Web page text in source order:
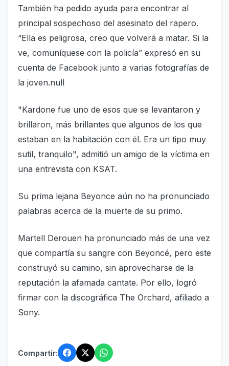
También ha pedido ayuda para encontrar al
principal sospechoso del asesinato del rapero.
“Ella es peligrosa, creo que volverá a matar. Si la
ve, comuníquese con la policía” expresó en su
cuenta de Facebook junto a varias fotografías de
la joven.null
"Kardone fue uno de esos que se levantaron y
brillaron, más brillantes que algunos de los que
estaban en la habitación con él. Era un tipo muy
sutil, tranquilo", admitió un amigo de la víctima en
una entrevista con KSAT.
Su prima lejana Beyonce aún no ha pronunciado
palabras acerca de la muerte de su primo.
Martell Derouen ha pronunciado más de una vez
que compartía su sangre con Beyoncé, pero este
construyó su camino, sin aprovecharse de la
reputación la afamada cantate. Por ello, logró
firmar con la discográfica The Orchard, afiliado a
Sony.
Compartir: